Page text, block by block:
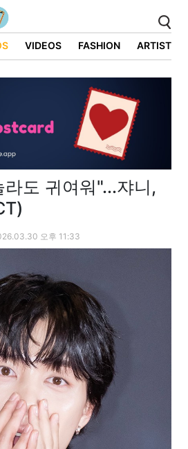
VIDEOS FASHION ARTIST
도 귀여워"...쟈니,
오후 11:33